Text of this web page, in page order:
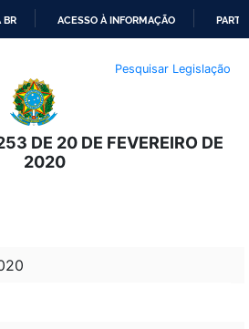
O
CONTEÚDO
BR ACESSO À INFORMAÇÃO
Pesquisar Legislação
DE 20 DE FEVEREIRO DE
2020